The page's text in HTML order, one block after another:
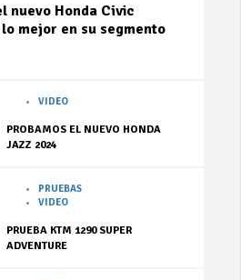
nuevo Honda Civic
mejor en su segmento
VIDEO
PROBAMOS EL NUEVO HONDA
JAZZ 2024
PRUEBAS
VIDEO
PRUEBA KTM 1290 SUPER
ADVENTURE